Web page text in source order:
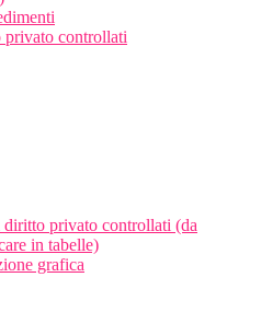
controllati
privato controllati (da
in tabelle)
grafica